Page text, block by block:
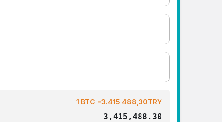
1 BTC =3.415.488,30TRY
3,415,488.30